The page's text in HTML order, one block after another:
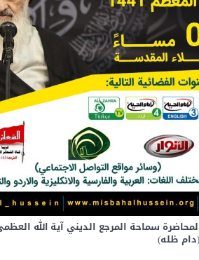
لمحاضرة سماحة المرجع الديني آية الله
ظله)